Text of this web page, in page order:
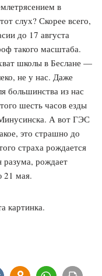
в
слух? Скорее всего,
до 17 августа
такого масштаба.
школы в Беслане —
не у нас. Даже
большинства из нас
шесть часов езды
А вот ГЭС
это страшно до
страха рождается
разума, рождает
21 мая.
картинка.